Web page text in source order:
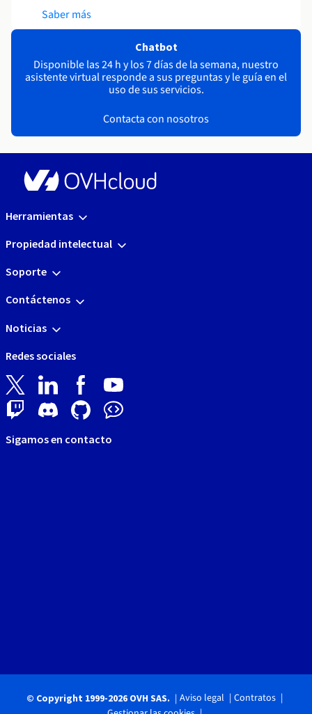
Saber más
Chatbot
Disponible las 24 h y los 7 días de la semana, nuestro
asistente virtual responde a sus preguntas y le guía en el
uso de sus servicios.
Contacta con nosotros
Herramientas
Propiedad intelectual
Soporte
Contáctenos
Noticias
Redes sociales
Sigamos en contacto
© Copyright 1999-2026 OVH SAS. Aviso legal
Contratos